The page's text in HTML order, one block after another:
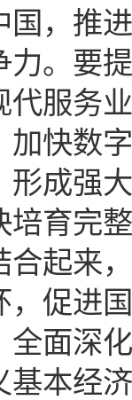
国，推
力。要
代服务
加快数
强大
培育完
合起来
，促进
深化
基本经